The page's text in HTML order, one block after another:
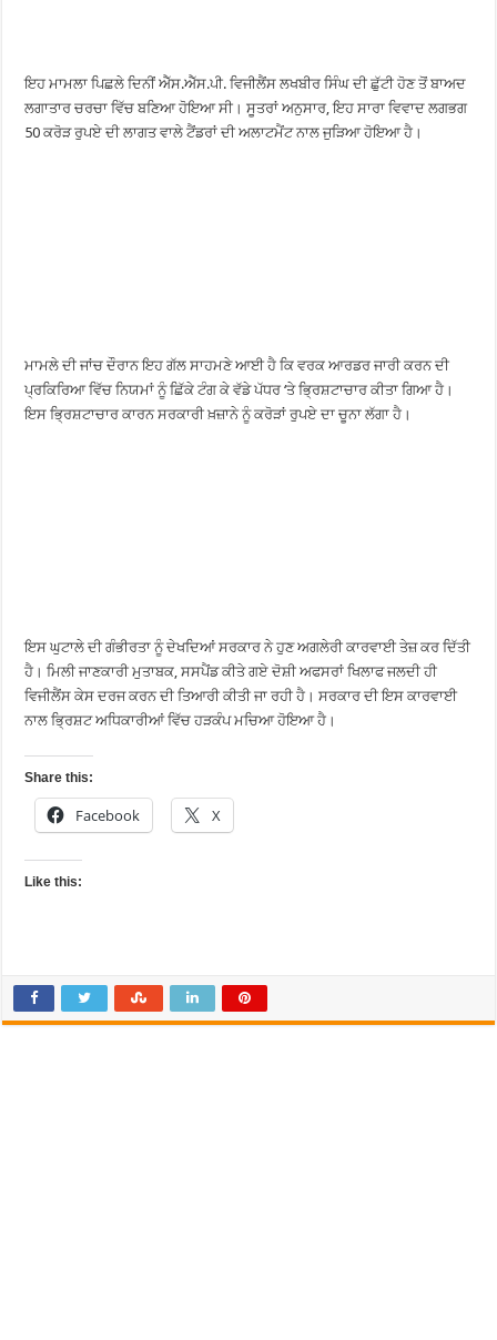
ਇਹ ਮਾਮਲਾ ਪਿਛਲੇ ਦਿਨੀਂ ਐੱਸ.ਐੱਸ.ਪੀ. ਵਿਜੀਲੈਂਸ ਲਖਬੀਰ ਸਿੰਘ ਦੀ ਛੁੱਟੀ ਹੋਣ ਤੋਂ ਬਾਅਦ
ਲਗਾਤਾਰ ਚਰਚਾ ਵਿੱਚ ਬਣਿਆ ਹੋਇਆ ਸੀ। ਸੂਤਰਾਂ ਅਨੁਸਾਰ, ਇਹ ਸਾਰਾ ਵਿਵਾਦ ਲਗਭਗ
50 ਕਰੋੜ ਰੁਪਏ ਦੀ ਲਾਗਤ ਵਾਲੇ ਟੈਂਡਰਾਂ ਦੀ ਅਲਾਟਮੈਂਟ ਨਾਲ ਜੁੜਿਆ ਹੋਇਆ ਹੈ।
ਮਾਮਲੇ ਦੀ ਜਾਂਚ ਦੌਰਾਨ ਇਹ ਗੱਲ ਸਾਹਮਣੇ ਆਈ ਹੈ ਕਿ ਵਰਕ ਆਰਡਰ ਜਾਰੀ ਕਰਨ ਦੀ
ਪ੍ਰਕਿਰਿਆ ਵਿੱਚ ਨਿਯਮਾਂ ਨੂੰ ਛਿੱਕੇ ਟੰਗ ਕੇ ਵੱਡੇ ਪੱਧਰ ‘ਤੇ ਭ੍ਰਿਸ਼ਟਾਚਾਰ ਕੀਤਾ ਗਿਆ ਹੈ।
ਇਸ ਭ੍ਰਿਸ਼ਟਾਚਾਰ ਕਾਰਨ ਸਰਕਾਰੀ ਖ਼ਜ਼ਾਨੇ ਨੂੰ ਕਰੋੜਾਂ ਰੁਪਏ ਦਾ ਚੂਨਾ ਲੱਗਾ ਹੈ।
ਇਸ ਘੁਟਾਲੇ ਦੀ ਗੰਭੀਰਤਾ ਨੂੰ ਦੇਖਦਿਆਂ ਸਰਕਾਰ ਨੇ ਹੁਣ ਅਗਲੇਰੀ ਕਾਰਵਾਈ ਤੇਜ਼ ਕਰ ਦਿੱਤੀ
ਹੈ। ਮਿਲੀ ਜਾਣਕਾਰੀ ਮੁਤਾਬਕ, ਸਸਪੈਂਡ ਕੀਤੇ ਗਏ ਦੋਸ਼ੀ ਅਫਸਰਾਂ ਖਿਲਾਫ ਜਲਦੀ ਹੀ
ਵਿਜੀਲੈਂਸ ਕੇਸ ਦਰਜ ਕਰਨ ਦੀ ਤਿਆਰੀ ਕੀਤੀ ਜਾ ਰਹੀ ਹੈ। ਸਰਕਾਰ ਦੀ ਇਸ ਕਾਰਵਾਈ
ਨਾਲ ਭ੍ਰਿਸ਼ਟ ਅਧਿਕਾਰੀਆਂ ਵਿੱਚ ਹੜਕੰਪ ਮਚਿਆ ਹੋਇਆ ਹੈ।
Share this:
Facebook X
Like this: